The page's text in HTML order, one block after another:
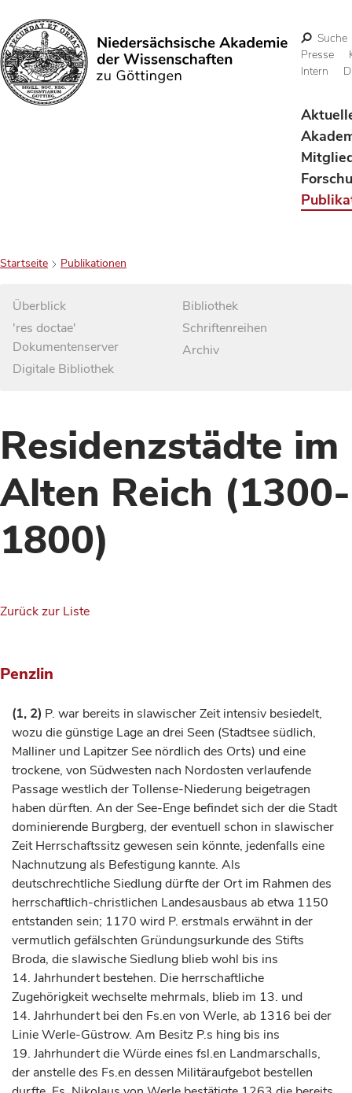
Suchen
Suche
Presse
Intern
Startseite Publikationen
Überblick
'res doctae'
Dokumentenserver
Digitale Bibliothek
Bibliothek
Schriftenreihen
Archiv
Residenzstädte im
Alten Reich (1300-
1800)
Zurück zur Liste
Penzlin
(1, 2) P. war bereits in slawischer Zeit intensiv besiedelt,
wozu die günstige Lage an drei Seen (Stadtsee südlich,
Malliner und Lapitzer See nördlich des Orts) und eine
trockene, von Südwesten nach Nordosten verlaufende
Passage westlich der Tollense-Niederung beigetragen
haben dürften. An der See-Enge befindet sich der die Stadt
dominierende Burgberg, der eventuell schon in slawischer
Zeit Herrschaftssitz gewesen sein könnte, jedenfalls eine
Nachnutzung als Befestigung kannte. Als
deutschrechtliche Siedlung dürfte der Ort im Rahmen des
herrschaftlich-christlichen Landesausbaus ab etwa 1150
entstanden sein; 1170 wird P. erstmals erwähnt in der
vermutlich gefälschten Gründungsurkunde des Stifts
Broda, die slawische Siedlung blieb wohl bis ins
14. Jahrhundertbestehen. Die herrschaftliche
Zugehörigkeit wechselte mehrmals, blieb im 13. und
14. Jahrhundertbei den Fs.en von Werle, ab 1316 bei der
Linie Werle-Güstrow. Am Besitz P.s hing bis ins
19. Jahrhundertdie Würde eines fsl.en Landmarschalls,
der anstelle des Fs.en dessen Militäraufgebot bestellen